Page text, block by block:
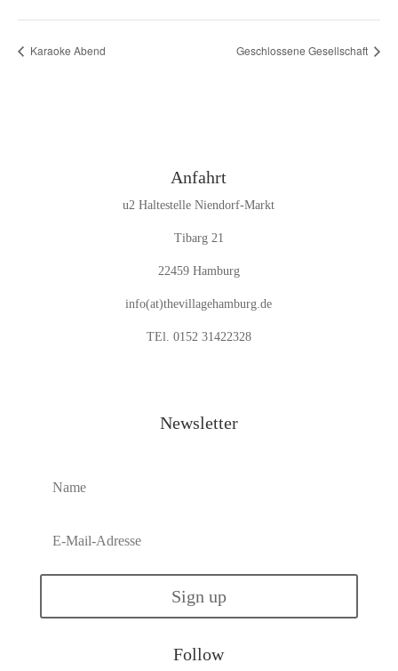
Karaoke Abend Geschlossene Gesellschaft
Anfahrt
u2 Haltestelle Niendorf-Markt
Tibarg 21
22459 Hamburg
info(at)thevillagehamburg.de
TEl. 0152 31422328
Newsletter
Sign up
Follow